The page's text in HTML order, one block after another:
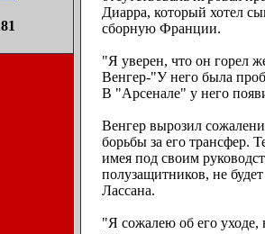
Диарра, который хотел
сборную Франции.
"Я уверен, что он горел
Венгер-"У него была
В "Арсенале" у него
Венгер вырозил
борьбы за его трансфер.
имея под своим
полузащитников, не
Лассана.
"Я сожалею об его уходе,